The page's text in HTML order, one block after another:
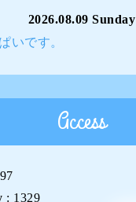
2026.08.09 Sunday
いです。
Access
: 1329